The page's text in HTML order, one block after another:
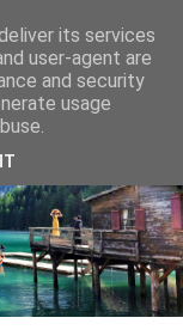
its services
user-agent are
and security
usage